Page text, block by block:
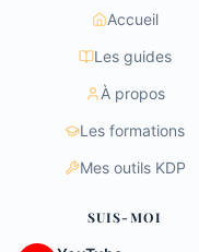
Accueil
Les guides
À propos
Les formations
Mes outils KDP
SUIS-MOI